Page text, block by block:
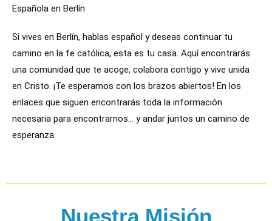
Española en Berlín
Si vives en Berlín, hablas español y deseas continuar tu
camino en la fe católica, esta es tu casa. Aquí encontrarás
una comunidad que te acoge, colabora contigo y vive unida
en Cristo. ¡Te esperamos con los brazos abiertos! En los
enlaces que siguen encontrarás toda la información
necesaria para encontrarnos… y andar juntos un camino de
esperanza.
Nuestra Misión